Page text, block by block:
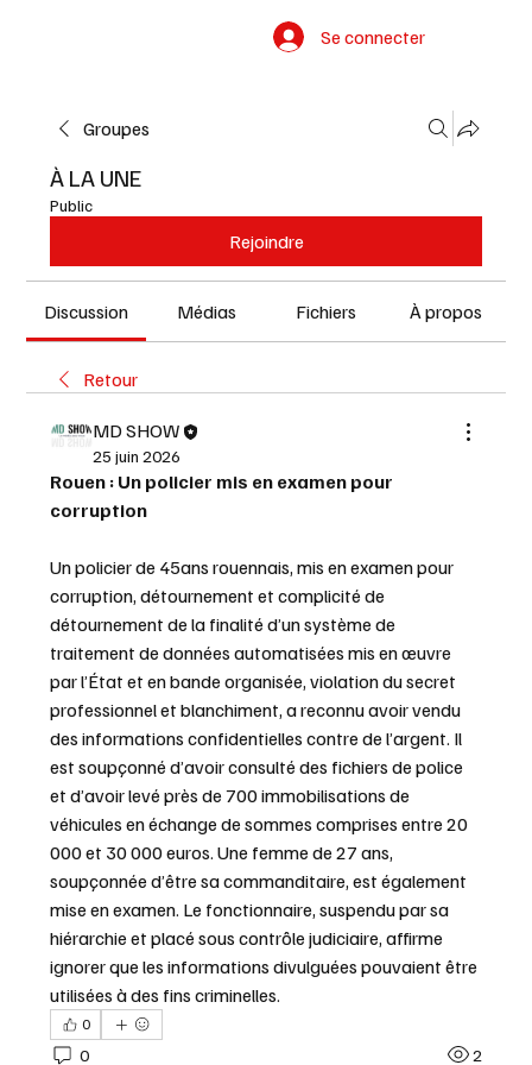
Se connecter
Groupes
À LA UNE
Public
Rejoindre
Discussion Médias Fichiers À propos
Retour
MD SHOW
25 juin 2026
Rouen : Un policier mis en examen pour
corruption
Un policier de 45ans rouennais, mis en examen pour
corruption, détournement et complicité de
détournement de la finalité d’un système de
traitement de données automatisées mis en œuvre
par l’État et en bande organisée, violation du secret
professionnel et blanchiment, a reconnu avoir vendu
des informations confidentielles contre de l’argent. Il
est soupçonné d’avoir consulté des fichiers de police
et d’avoir levé près de 700 immobilisations de
véhicules en échange de sommes comprises entre 20
000 et 30 000 euros. Une femme de 27 ans,
soupçonnée d’être sa commanditaire, est également
mise en examen. Le fonctionnaire, suspendu par sa
hiérarchie et placé sous contrôle judiciaire, affirme
ignorer que les informations divulguées pouvaient être
utilisées à des fins criminelles.
0
0 2